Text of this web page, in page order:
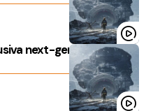
next-gen si mostra